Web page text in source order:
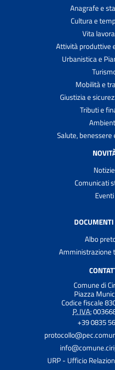
Anagrafe e
Cultura e
Vita
Attività produttive
Urbanistica e
Mobilità e
Giustizia e
Tributi e
Salute, benessere
Notizie
Comunicati
Eventi
DOCUMENTI
Albo
Amministrazione
Comune di
Piazza
Codice fiscale
P. IVA:
+39 0835
URP - Ufficio